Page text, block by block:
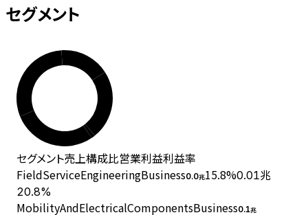
セグメント
セグメント売上構成比営業利益利益率
FieldServiceEngineeringBusiness0.0兆15.8%0.01兆
20.8%
MobilityAndElectricalComponentsBusiness0.1兆